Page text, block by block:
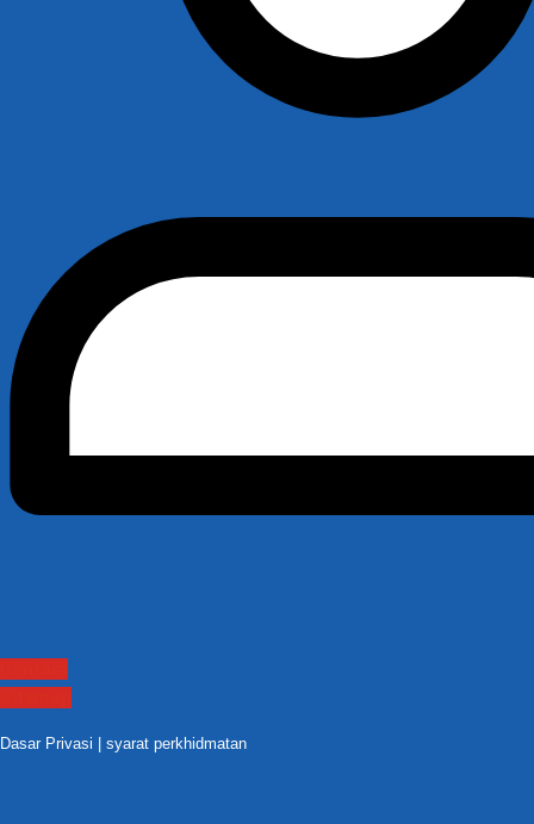
Dasar Privasi syarat perkhidmatan